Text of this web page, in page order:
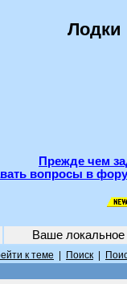
Лодки
Прежде чем
вопросы в
Ваше
к теме Поиск